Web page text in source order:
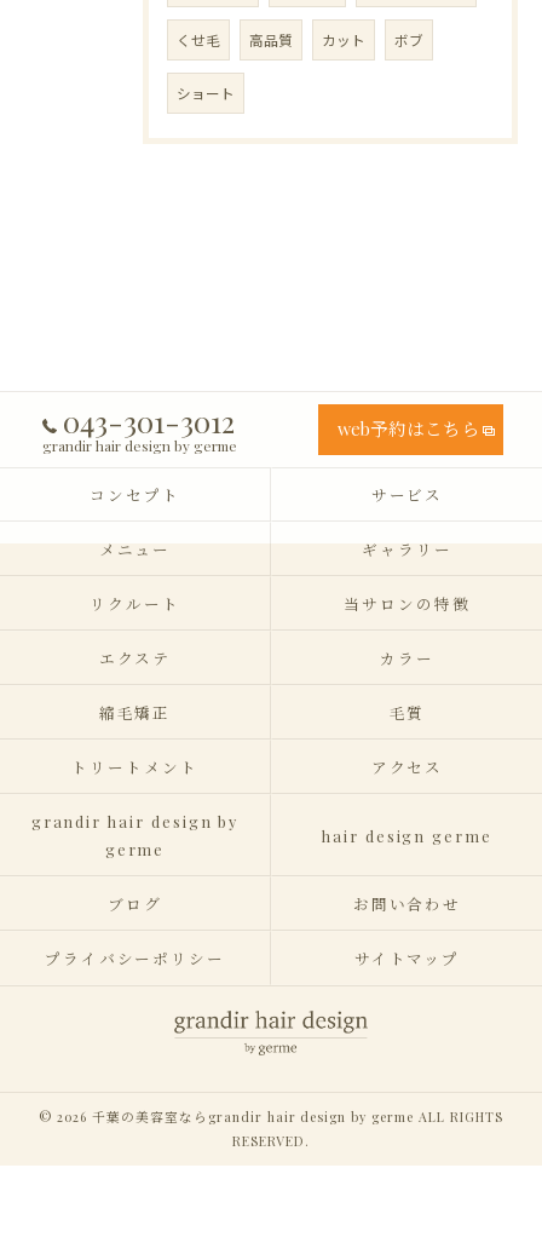
くせ毛 高品質 カット ボブ
ショート
043-301-3012
grandir hair design by germe
web予約はこちら
コンセプト サービス
メニュー ギャラリー
リクルート 当サロンの特徴
エクステ カラー
縮毛矯正 毛質
トリートメント アクセス
grandir hair design by
germe
hair design germe
ブログ お問い合わせ
プライバシーポリシー サイトマップ
© 2026 千葉の美容室ならgrandir hair design by germe ALL RIGHTS
RESERVED.